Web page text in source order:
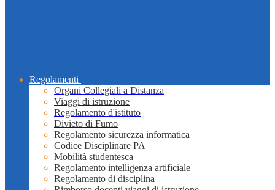
Regolamenti
Organi Collegiali a Distanza
Viaggi di istruzione
Regolamento d'istituto
Divieto di Fumo
Regolamento sicurezza informatica
Codice Disciplinare PA
Mobilità studentesca
Regolamento intelligenza artificiale
Regolamento di disciplina